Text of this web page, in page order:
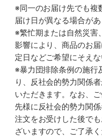
※同一のお届け先でも複
届け日が異なる場合があ
※繁忙期または自然災害
影響により、商品のお
定日などご希望にそえな
※暴力団排除条例の施行
り、反社会的勢力関係
いただきます。なお、
先様に反社会的勢力関
注文をお受けした後で
ざいますので、ご了承く